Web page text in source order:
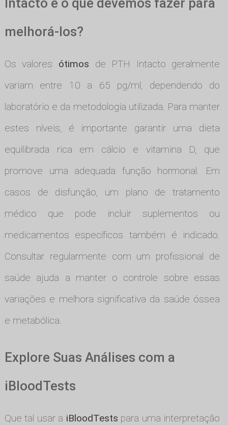
Intacto e o que devemos fazer para
melhorá-los?
Os valores ótimos de PTH Intacto geralmente
variam entre 10 a 65 pg/ml, dependendo do
laboratório e da metodologia utilizada. Para manter
estes níveis, é importante garantir uma dieta
equilibrada rica em cálcio e vitamina D, que
promove uma adequada função hormonal. Em
casos de disfunção, um plano de tratamento
médico que pode incluir suplementos ou
medicamentos específicos também é indicado.
Consultar regularmente com um profissional de
saúde ajuda a manter o controle sobre essas
variações e melhora significativa da saúde óssea
e metabólica.
Explore Suas Análises com a
iBloodTests
Que tal usar a iBloodTests para uma interpretação